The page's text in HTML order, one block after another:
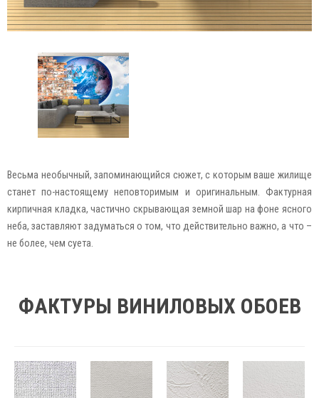
Весьма необычный, запоминающийся сюжет, с которым ваше жилище
станет по-настоящему неповторимым и оригинальным. Фактурная
кирпичная кладка, частично скрывающая земной шар на фоне ясного
неба, заставляют задуматься о том, что действительно важно, а что –
не более, чем суета.
ФАКТУРЫ ВИНИЛОВЫХ ОБОЕВ